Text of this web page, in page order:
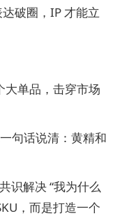
破圈，IP 才能立
单品，击穿市场
句话说清：黄精和
识解决 “我为什么
，而是打造一个